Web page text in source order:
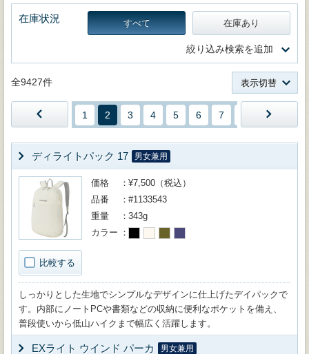
在庫状況 すべて 在庫あり
絞り込み検索を追加
全9427件 表示切替
1 2 3 4 5 6 7 9
ディライトパック 17 男女兼用
比較する
価格
¥7,500（税込）
品番
#1133543
重量
343g
カラー
しっかりとした生地でシンプルなデザインに仕上げたデイパックで
す。内部にノートPCや書類などの収納に便利なポケットを備え、
普段使いから低山ハイクまで幅広く活躍します。
EXライト ウインド パーカ 男女兼用